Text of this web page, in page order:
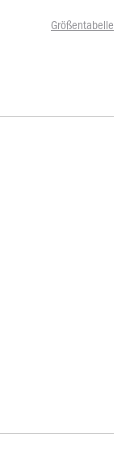
Größentabelle